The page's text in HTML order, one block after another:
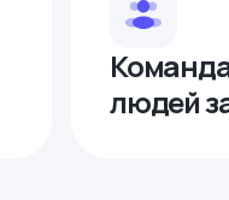
людей